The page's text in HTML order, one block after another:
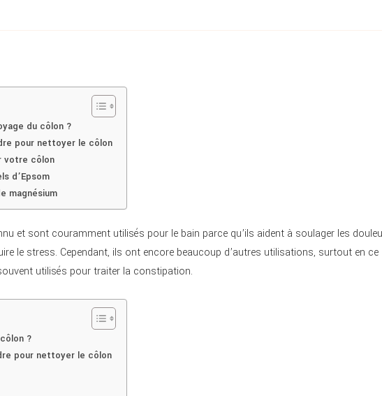
du côlon ?
pour nettoyer le côlon
votre côlon
d’Epsom
magnésium
et sont couramment utilisés pour le bain parce qu’ils aident à soulager les
le stress. Cependant, ils ont encore beaucoup d’autres utilisations, surtout en ce
utilisés pour traiter la constipation.
?
pour nettoyer le côlon